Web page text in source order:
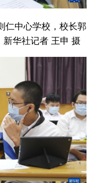
仁中心学校，校长郭
华社记者 王申 摄